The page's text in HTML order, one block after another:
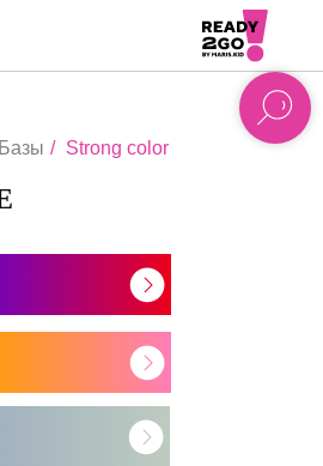
Базы / Strong color